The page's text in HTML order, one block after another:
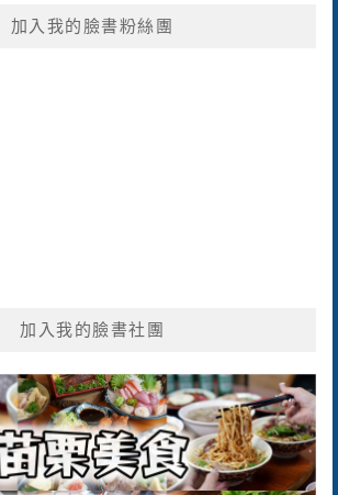
加入我的臉書粉絲團
加入我的臉書社團